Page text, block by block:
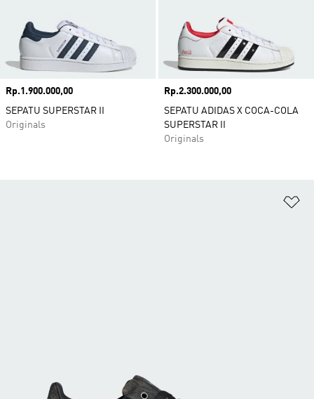
Harga
Rp.1.900.000,00
SEPATU SUPERSTAR II
Originals
Harga
Rp.2.300.000,00
SEPATU ADIDAS X COCA-COLA
SUPERSTAR II
Originals